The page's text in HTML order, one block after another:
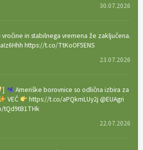
30.07.2026
in stabilnega vremena že zaključena.
https://t.co/TtKoOF5ENS
23.07.2026
]
Ameriške borovnice so odlična izbira za
VEČ
https://t.co/aPQkmLUy2j @EUAgri
tQd9tB1THk
22.07.2026